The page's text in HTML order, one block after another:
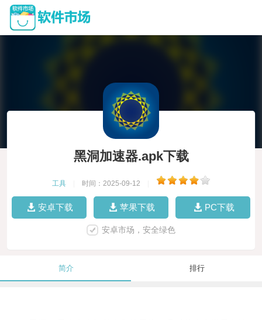
黑洞加速器.apk下载
工具 时间：2025-09-12
安卓下载 苹果下载 PC下载
安卓市场，安全绿色
简介 排行